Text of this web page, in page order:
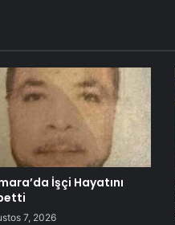
İşçi Hayatını
7, 2026